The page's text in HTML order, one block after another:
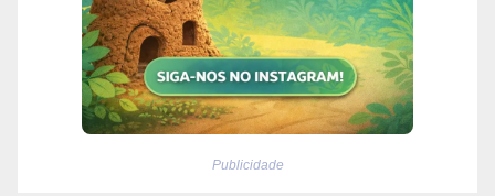
Publicidade